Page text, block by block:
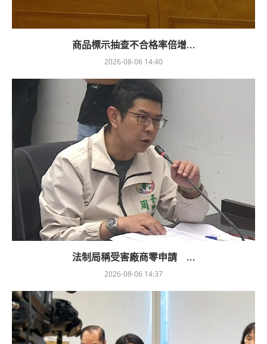
商品標示抽查不合格率倍增...
2026-08-06 14:40
法制局稱受害廠商零申請 ...
2026-08-06 14:37